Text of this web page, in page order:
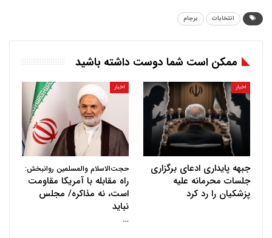
انتخابات برجام
ممکن است شما دوست داشته باشید
اخبار
جبهه پایداری ادعای برگزاری
جلسات محرمانه علیه
پزشکیان را رد کرد
اخبار
حجت‌الاسلام والمسلمین روانبخش:
راه مقابله با آمریکا مقاومت
است، نه مذاکره/ مجلس
نباید
…